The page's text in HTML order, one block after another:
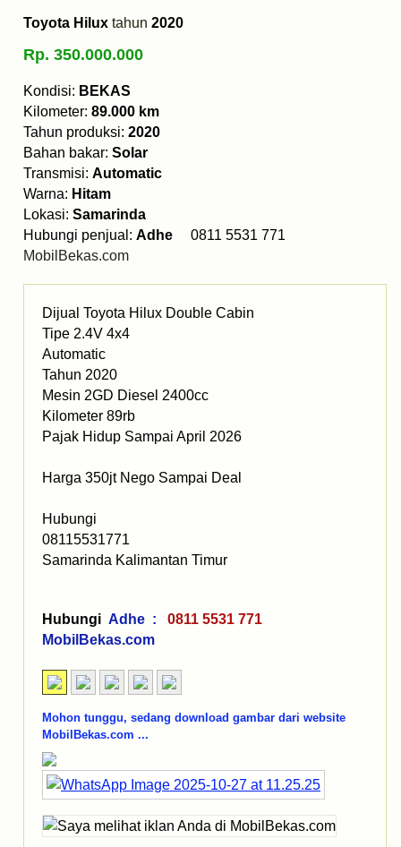
Toyota Hilux tahun 2020
Rp. 350.000.000
Kondisi: BEKAS
Kilometer: 89.000 km
Tahun produksi: 2020
Bahan bakar: Solar
Transmisi: Automatic
Warna: Hitam
Lokasi: Samarinda
Hubungi penjual: Adhe 0811 5531 771
MobilBekas.com
Dijual Toyota Hilux Double Cabin
Tipe 2.4V 4x4
Automatic
Tahun 2020
Mesin 2GD Diesel 2400cc
Kilometer 89rb
Pajak Hidup Sampai April 2026
Harga 350jt Nego Sampai Deal
Hubungi
08115531771
Samarinda Kalimantan Timur
Hubungi Adhe :
0811 5531 771
MobilBekas.com
Mohon tunggu, sedang download gambar dari website
MobilBekas.com ...